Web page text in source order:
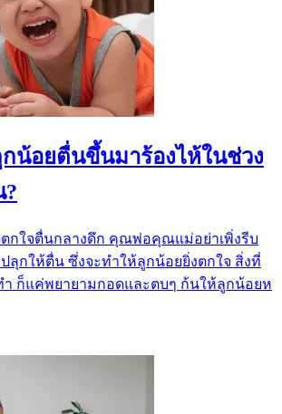
กน้อยตื่นขึ้นมาร้องไห้ในช่วง
?
ตกใจตื่นกลางดึก คุณพ่อคุณแม่อย่าเพิ่งรีบ
ลุกให้ตื่น ซึ่งจะทำให้ลูกน้อยยิ่งตกใจ สิ่งที่
ก็แค่พยายามกอดและตบๆ ก้นให้ลูกน้อยห